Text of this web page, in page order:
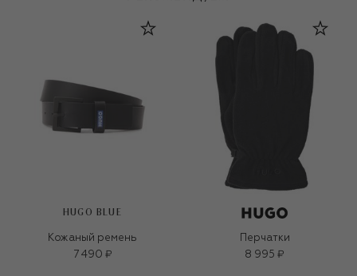
HUGO BLUE
Кожаный ремень
7 490 ₽
Перчатки
8 995 ₽